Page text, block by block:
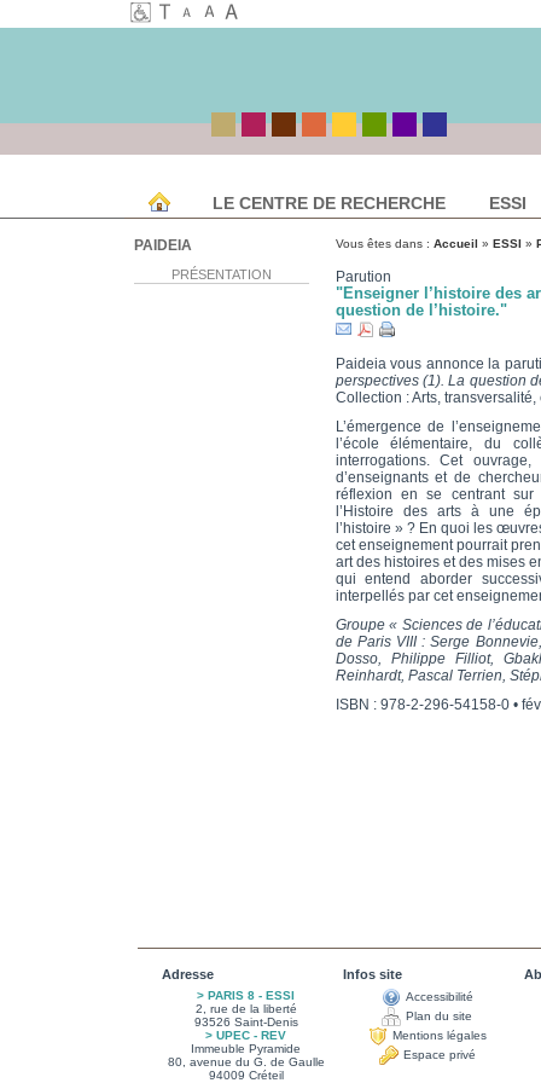
LE CENTRE DE RECHERCHE ESSI
PAIDEIA
PRÉSENTATION
Vous êtes dans : Accueil » ESSI »
Parution
"Enseigner l’histoire des
question de l’histoire."
Paideia vous annonce la
perspectives (1). La question
Collection : Arts, transversalité,
L’émergence de
l’école élémentaire, du
interrogations. Cet
d’enseignants et de
réflexion en se centrant sur
l’Histoire des arts à une
l’histoire » ? En quoi les
cet enseignement pourrait
art des histoires et des mises
qui entend aborder
interpellés par cet
Groupe « Sciences de
de Paris VIII : Serge
Dosso, Philippe Filliot,
Reinhardt, Pascal Terrien,
ISBN : 978-2-296-54158-0 •
Adresse
> PARIS 8 - ESSI
2, rue de la liberté
93526 Saint-Denis
> UPEC - REV
Immeuble Pyramide
80, avenue du G. de Gaulle
94009 Créteil
Infos site
Accessibilité
Plan du site
Mentions légales
Espace privé